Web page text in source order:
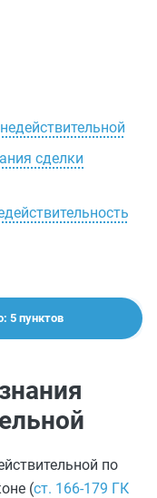
сделки
5 пунктов
по
(ст. 166-179 ГК